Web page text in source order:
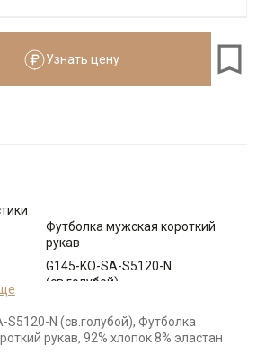
Узнать о
поступлении
Узнать о
поступлении
Узнать цену
Футболка мужская короткий
рукав
G145-KO-SA-S5120-N
(св.голубой)
Классическая
S5120-N (св.голубой), Футболка
рукав, 92% хлопок 8% эластан